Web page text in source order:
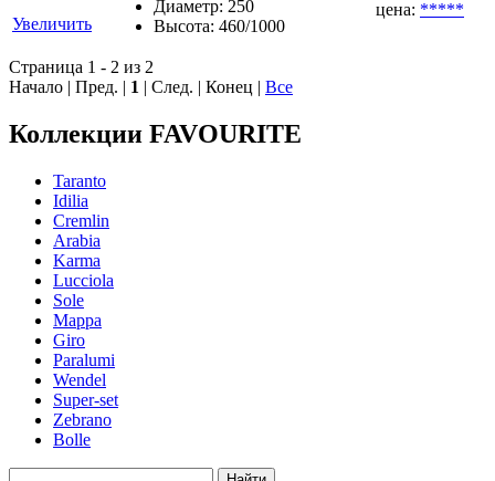
Увеличить
Диаметр: 250
Высота: 460/1000
цена: *****
Страница 1 - 2 из 2
Начало | Пред. | 1 | След. | Конец | Все
Коллекции FAVOURITE
Taranto
Idilia
Cremlin
Arabia
Karma
Lucciola
Sole
Mappa
Giro
Paralumi
Wendel
Super-set
Zebrano
Bolle